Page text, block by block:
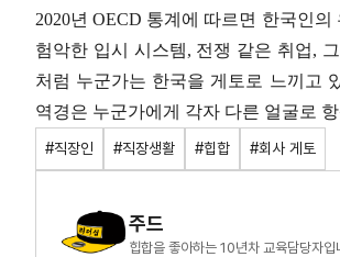
2020년 OECD 통계에 따르면 한국인의
험악한 입시 시스템, 전쟁 같은 취업,
처럼 누군가는 한국을 게토로 느끼고
역경은 누군가에게 각자 다른 얼굴로
#직장인 #직장생활 #힙합 #회사 게토
주드
힙합을 좋아하는 10년차 교육담당자